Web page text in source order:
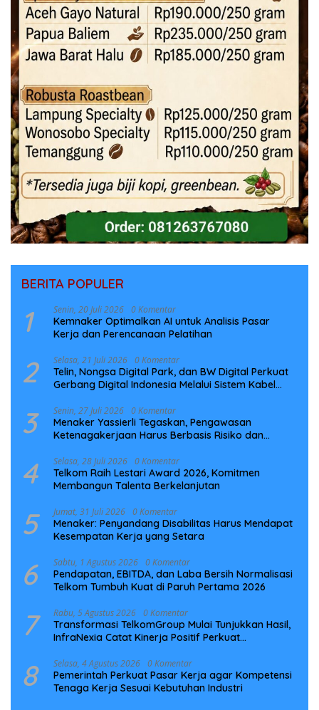
BERITA POPULER
1 Senin, 20 Juli 2026 0 Komentar
Kemnaker Optimalkan AI untuk Analisis Pasar
Kerja dan Perencanaan Pelatihan
2 Selasa, 21 Juli 2026 0 Komentar
Telin, Nongsa Digital Park, dan BW Digital Perkuat
Gerbang Digital Indonesia Melalui Sistem Kabel
3 Senin, 27 Juli 2026 0 Komentar
Menaker Yassierli Tegaskan, Pengawasan
Ketenagakerjaan Harus Berbasis Risiko dan
4 Selasa, 28 Juli 2026 0 Komentar
Telkom Raih Lestari Award 2026, Komitmen
Membangun Talenta Berkelanjutan
5 Jumat, 31 Juli 2026 0 Komentar
Menaker: Penyandang Disabilitas Harus Mendapat
Kesempatan Kerja yang Setara
6 Sabtu, 1 Agustus 2026 0 Komentar
Pendapatan, EBITDA, dan Laba Bersih Normalisasi
Telkom Tumbuh Kuat di Paruh Pertama 2026
7 Rabu, 5 Agustus 2026 0 Komentar
Transformasi TelkomGroup Mulai Tunjukkan Hasil,
InfraNexia Catat Kinerja Positif Perkuat
8 Selasa, 4 Agustus 2026 0 Komentar
Pemerintah Perkuat Pasar Kerja agar Kompetensi
Tenaga Kerja Sesuai Kebutuhan Industri